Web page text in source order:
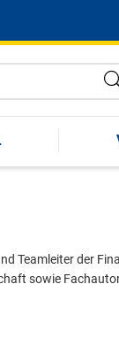
Teamleiter der
sowie